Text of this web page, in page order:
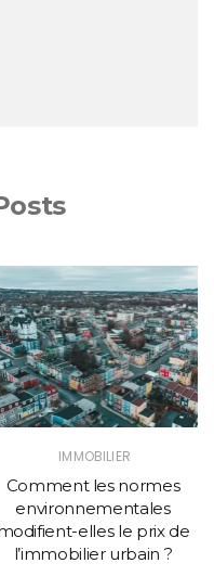
IMMOBILIER
Comment les normes
environnementales
elles le prix de
l’immobilier urbain ?